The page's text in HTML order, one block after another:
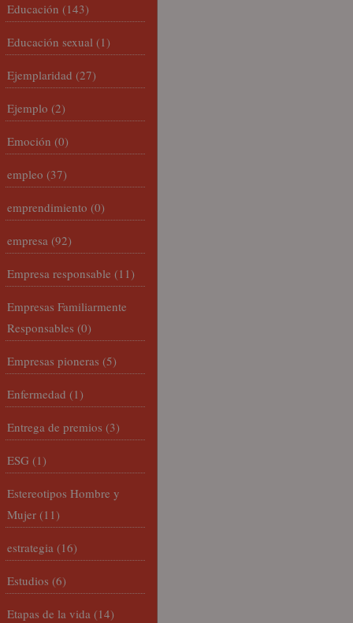
Educación (143)
Educación sexual (1)
Ejemplaridad (27)
Ejemplo (2)
Emoción (0)
empleo (37)
emprendimiento (0)
empresa (92)
Empresa responsable (11)
Empresas Familiarmente
Responsables (0)
Empresas pioneras (5)
Enfermedad (1)
Entrega de premios (3)
ESG (1)
Estereotipos Hombre y
Mujer (11)
estrategia (16)
Estudios (6)
Etapas de la vida (14)